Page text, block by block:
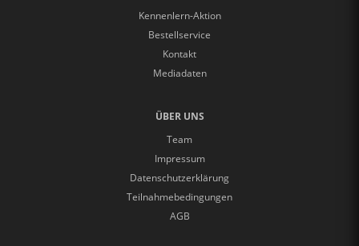
Kennenlern-Aktion
Bestellservice
Kontakt
Mediadaten
ÜBER UNS
Team
Impressum
Datenschutzerklärung
Teilnahmebedingungen
AGB